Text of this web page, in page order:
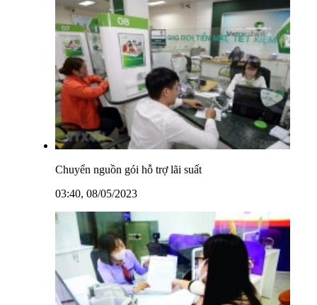
Chuyển nguồn gói hỗ trợ lãi suất
03:40, 08/05/2023